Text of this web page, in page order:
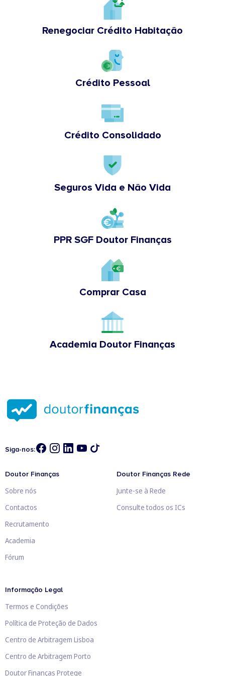
Renegociar Crédito Habitação
Crédito Pessoal
Crédito Consolidado
Seguros Vida e Não Vida
PPR SGF Doutor Finanças
Comprar Casa
Academia Doutor Finanças
Siga-nos:
Doutor Finanças
Sobre nós
Contactos
Recrutamento
Academia
Fórum
Doutor Finanças Rede
Junte-se à Rede
Consulte todos os ICs
Informação Legal
Termos e Condições
Política de Proteção de Dados
Centro de Arbitragem Lisboa
Centro de Arbitragem Porto
Doutor Finanças Protege